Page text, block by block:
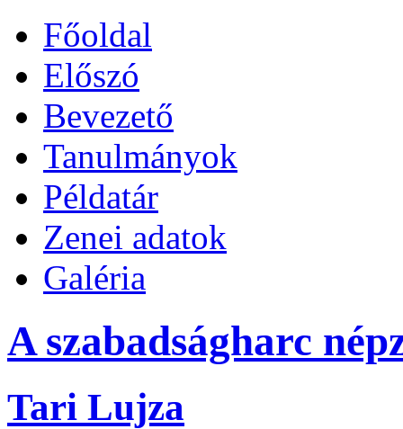
Főoldal
Előszó
Bevezető
Tanulmányok
Példatár
Zenei adatok
Galéria
A szabadságharc
Tari Lujza